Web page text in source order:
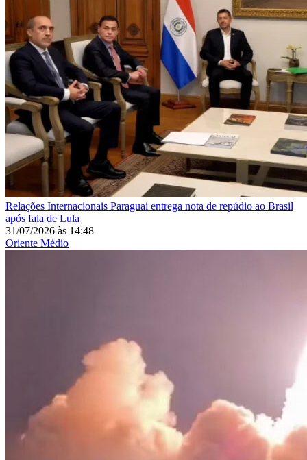
Relações Internacionais Paraguai entrega nota de repúdio ao Brasil
após fala de Lula
31/07/2026 às 14:48
Oriente Médio